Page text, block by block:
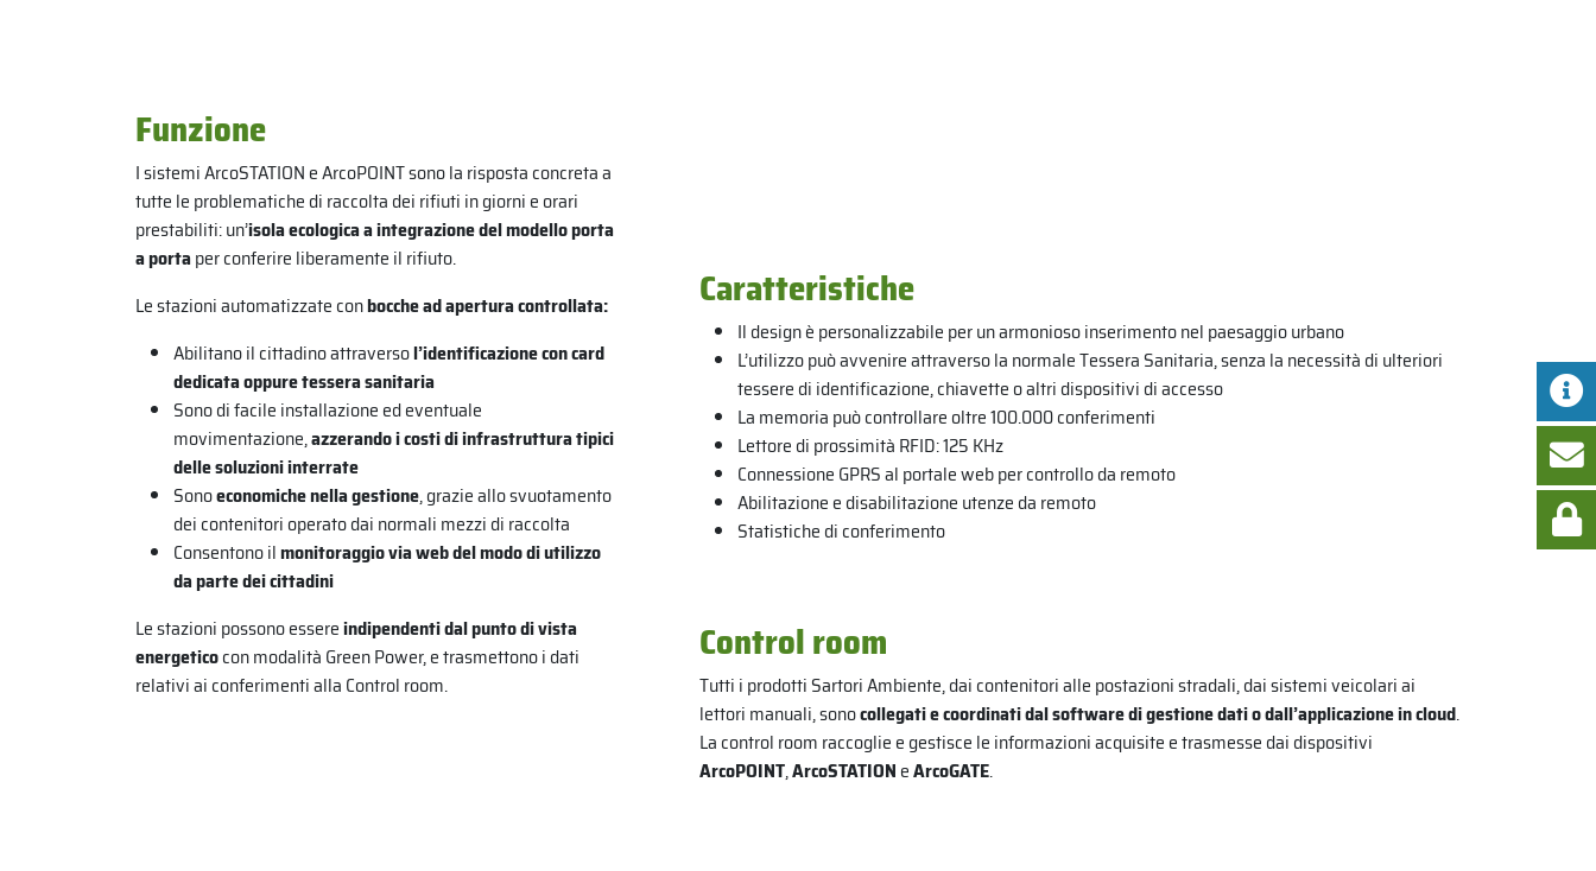
Funzione
I sistemi ArcoSTATION e ArcoPOINT sono la risposta concreta a
tutte le problematiche di raccolta dei rifiuti in giorni e orari
prestabiliti: un’isola ecologica a integrazione del modello porta
a portaper conferire liberamente il rifiuto.
Le stazioni automatizzate conbocche ad apertura controllata:
Abilitano il cittadino attraversol’identificazione con card
dedicata oppure tessera sanitaria
Sono di facile installazione ed eventuale
movimentazione,azzerando i costi di infrastruttura tipici
delle soluzioni interrate
Sonoeconomiche nella gestione, grazie allo svuotamento
dei contenitori operato dai normali mezzi di raccolta
Consentono ilmonitoraggio via web del modo di utilizzo
da parte dei cittadini
Le stazioni possono essereindipendenti dal punto di vista
energeticocon modalità Green Power, e trasmettono i dati
relativi ai conferimenti alla Control room.
Caratteristiche
Il design è personalizzabile per un armonioso inserimento nel paesaggio urbano
L’utilizzo può avvenire attraverso la normale Tessera Sanitaria, senza la necessità di ulteriori
tessere di identificazione, chiavette o altri dispositivi di accesso
La memoria può controllare oltre 100.000 conferimenti
Lettore di prossimità RFID: 125 KHz
Connessione GPRS al portale web per controllo da remoto
Abilitazione e disabilitazione utenze da remoto
Statistiche di conferimento
Control room
Tutti i prodotti Sartori Ambiente, dai contenitori alle postazioni stradali, dai sistemi veicolari ai
lettori manuali, sonocollegati e coordinati dal software di gestione dati o dall’applicazione in cloud.
La control room raccoglie e gestisce le informazioni acquisite e trasmesse dai dispositivi
ArcoPOINT,ArcoSTATION eArcoGATE.